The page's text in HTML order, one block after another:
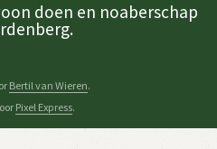
doen en noaberschap
Bertil van Wieren.
Pixel Express.